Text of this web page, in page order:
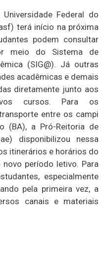
Federal do
terá início na próxima
podem consultar
meio do Sistema de
(SIG@). Já outras
acadêmicas e demais
diretamente junto aos
cursos. Para os
entre os campi
(BA), a Pró-Reitoria de
disponibilizou nessa
itinerários e horários do
período letivo. Para
especialmente
pela primeira vez, a
canais e materiais